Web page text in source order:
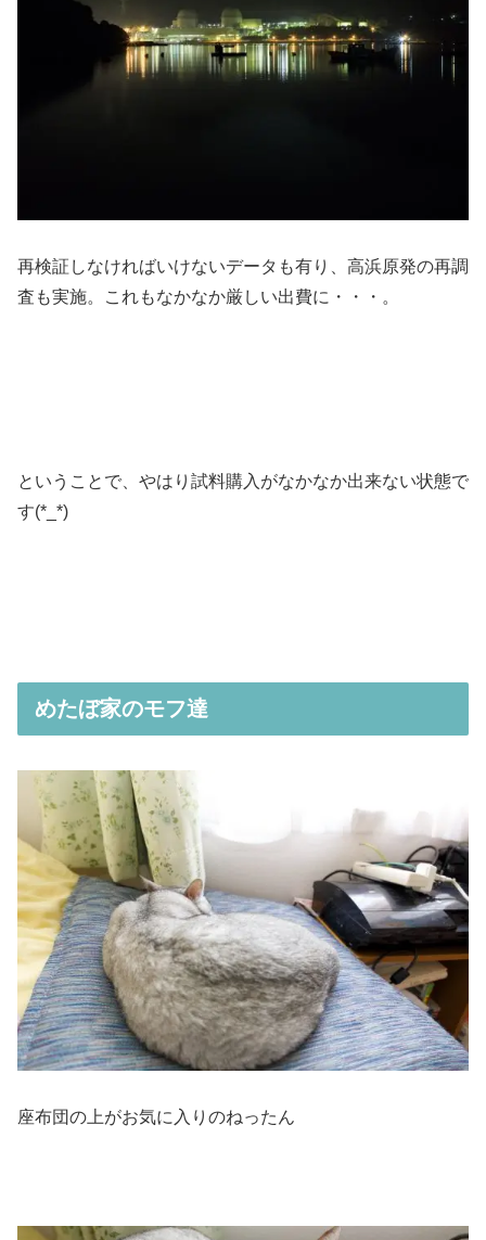
再検証しなければいけないデータも有り、高浜原発の再調
査も実施。これもなかなか厳しい出費に・・・。
ということで、やはり試料購入がなかなか出来ない状態で
す(*_*)
めたぼ家のモフ達
座布団の上がお気に入りのねったん